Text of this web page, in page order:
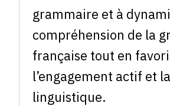
grammaire et à
compréhension de la
française tout en
l’engagement actif et
linguistique.